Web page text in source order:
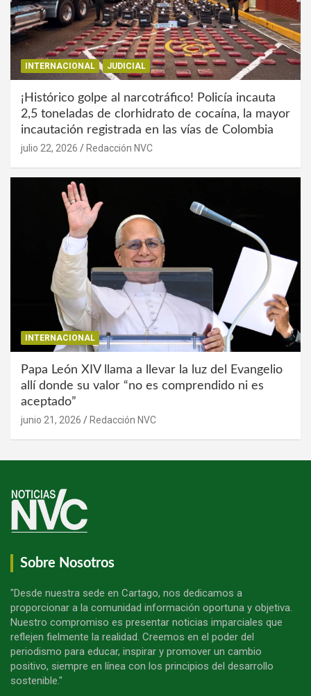
INTERNACIONAL JUDICIAL
¡Histórico golpe al narcotráfico! Policía incauta
2,5 toneladas de clorhidrato de cocaína, la mayor
incautación registrada en las vías de Colombia
julio 22, 2026 Redacción NVC
INTERNACIONAL
Papa León XIV llama a llevar la luz del Evangelio
allí donde su valor “no es comprendido ni es
aceptado”
junio 21, 2026 Redacción NVC
Sobre Nosotros
"Desde nuestra sede en Cartago, nos dedicamos a
proporcionar a la comunidad información oportuna y objetiva.
Nuestro compromiso es presentar noticias imparciales que
reflejen fielmente la realidad. Creemos en el poder del
periodismo para educar, inspirar y promover un cambio
positivo, siempre en línea con los principios del desarrollo
sostenible."